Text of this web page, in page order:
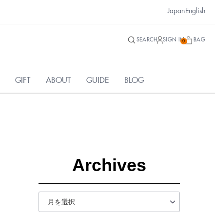
JapanEnglish
SEARCH SIGN IN
0 BAG
GIFT ABOUT GUIDE BLOG
Archives